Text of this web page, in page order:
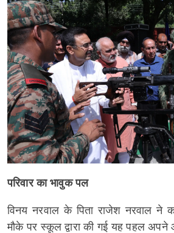
परिवार का भावुक पल
विनय नरवाल के पिता राजेश नरवाल ने
मौके पर स्कूल द्वारा की गई यह पहल